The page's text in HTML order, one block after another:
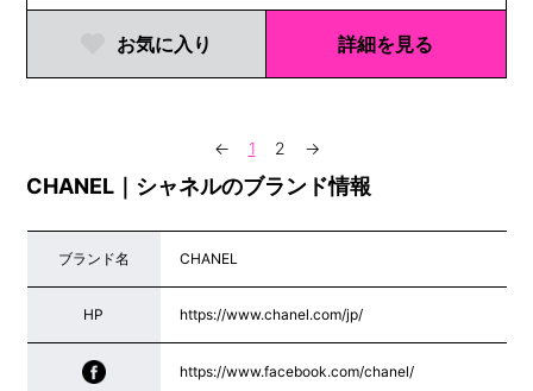
お気に入り 詳細を見る
← 1 2 →
CHANEL｜シャネルのブランド情報
ブランド名 CHANEL
HP https://www.chanel.com/jp/
https://www.facebook.com/chanel/